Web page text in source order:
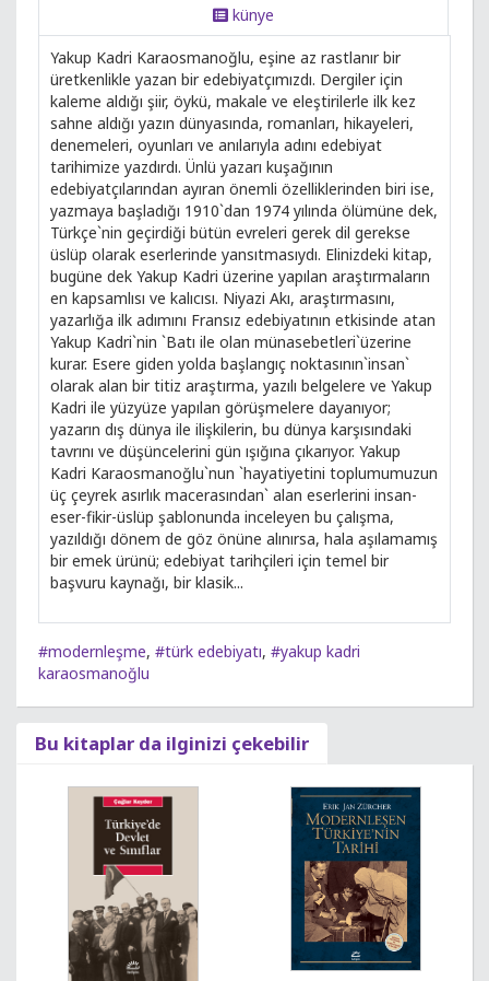
künye
Yakup Kadri Karaosmanoğlu, eşine az rastlanır bir
üretkenlikle yazan bir edebiyatçımızdı. Dergiler için
kaleme aldığı şiir, öykü, makale ve eleştirilerle ilk kez
sahne aldığı yazın dünyasında, romanları, hikayeleri,
denemeleri, oyunları ve anılarıyla adını edebiyat
tarihimize yazdırdı. Ünlü yazarı kuşağının
edebiyatçılarından ayıran önemli özelliklerinden biri ise,
yazmaya başladığı 1910`dan 1974 yılında ölümüne dek,
Türkçe`nin geçirdiği bütün evreleri gerek dil gerekse
üslüp olarak eserlerinde yansıtmasıydı. Elinizdeki kitap,
bugüne dek Yakup Kadri üzerine yapılan araştırmaların
en kapsamlısı ve kalıcısı. Niyazi Akı, araştırmasını,
yazarlığa ilk adımını Fransız edebiyatının etkisinde atan
Yakup Kadri`nin `Batı ile olan münasebetleri`üzerine
kurar. Esere giden yolda başlangıç noktasının`insan`
olarak alan bir titiz araştırma, yazılı belgelere ve Yakup
Kadri ile yüzyüze yapılan görüşmelere dayanıyor;
yazarın dış dünya ile ilişkilerin, bu dünya karşısındaki
tavrını ve düşüncelerini gün ışığına çıkarıyor. Yakup
Kadri Karaosmanoğlu`nun `hayatiyetini toplumumuzun
üç çeyrek asırlık macerasından` alan eserlerini insan-
eser-fikir-üslüp şablonunda inceleyen bu çalışma,
yazıldığı dönem de göz önüne alınırsa, hala aşılamamış
bir emek ürünü; edebiyat tarihçileri için temel bir
başvuru kaynağı, bir klasik...
#modernleşme, #türk edebiyatı, #yakup kadri
karaosmanoğlu
Bu kitaplar da ilginizi çekebilir